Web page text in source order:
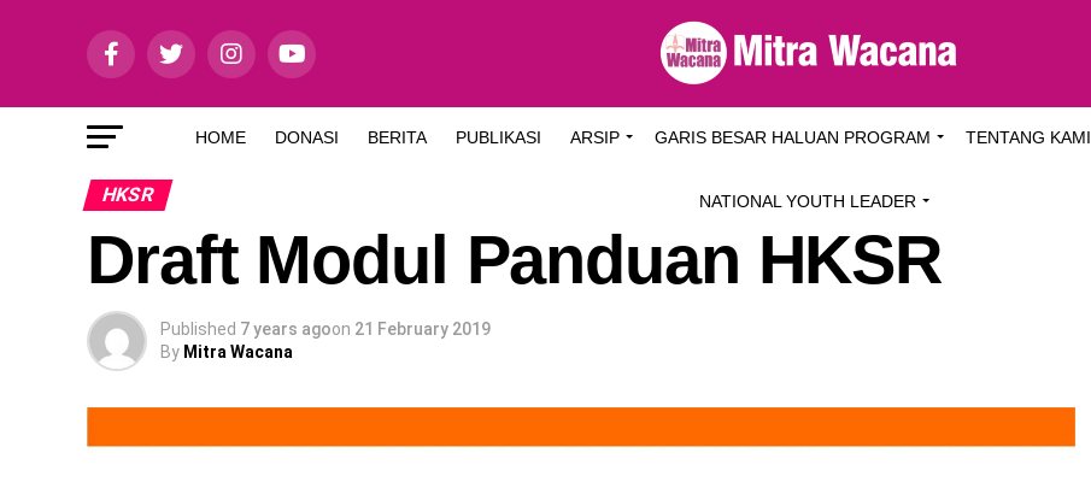
HOME DONASI BERITA PUBLIKASI ARSIP GARIS BESAR HALUAN PROGRAM TENTANG KAMI
NATIONAL YOUTH LEADER
HKSR
Draft Modul Panduan HKSR
Published 7 years agoon 21 February 2019
By Mitra Wacana